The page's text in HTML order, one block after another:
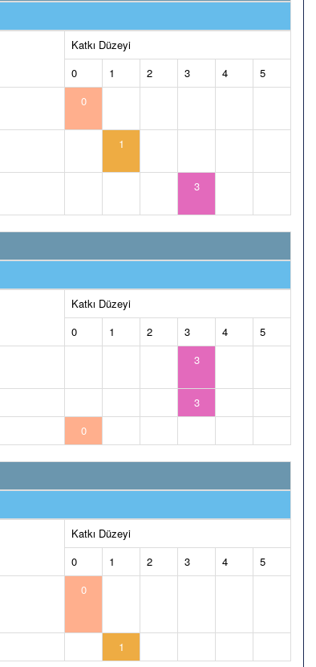
Katkı Düzeyi
0
1 2 3 4
5
0
1
3
Katkı Düzeyi
0
1 2 3 4
5
3
3
0
Katkı Düzeyi
0
1 2 3 4
5
0
1